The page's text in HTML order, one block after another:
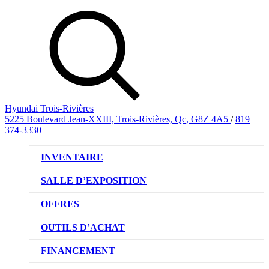
Hyundai Trois-Rivières
5225 Boulevard Jean-XXIII, Trois-Rivières, Qc, G8Z 4A5 / 819
374-3330
INVENTAIRE
VÉHICULES NEUFS
VÉHICULES D’OCCASION
SALLE D’EXPOSITION
OFFRES
OFFRE DE VÉHICULES NEUFS
OFFRES DU CONCESSIONNAIRE
OUTILS D’ACHAT
CL!QUEZ ET ACHETEZ HYUNDAI
FINANCEMENT